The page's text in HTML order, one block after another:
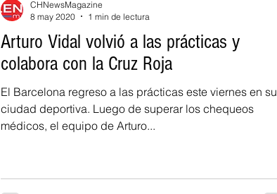
Arturo Vidal volvió a las prácticas y
colabora con la Cruz Roja
El Barcelona regreso a las prácticas este viernes en su
ciudad deportiva. Luego de superar los chequeos
médicos, el equipo de Arturo...
CHNewsMagazine
8 may 2020
1 min de lectura